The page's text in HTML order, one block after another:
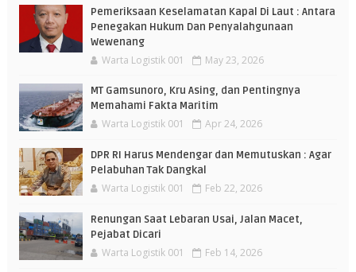
Pemeriksaan Keselamatan Kapal Di Laut : Antara
Penegakan Hukum Dan Penyalahgunaan
Wewenang
Warta Logistik 001 May 23, 2026
MT Gamsunoro, Kru Asing, dan Pentingnya
Memahami Fakta Maritim
Warta Logistik 001 Apr 24, 2026
DPR RI Harus Mendengar dan Memutuskan : Agar
Pelabuhan Tak Dangkal
Warta Logistik 001 Feb 22, 2026
Renungan Saat Lebaran Usai, Jalan Macet,
Pejabat Dicari
Warta Logistik 001 Feb 14, 2026